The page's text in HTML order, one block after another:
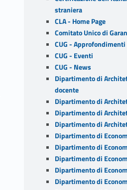
straniera
CLA - Home Page
Comitato Unico di
CUG - Approfondimenti
CUG - Eventi
CUG - News
Dipartimento di
docente
Dipartimento di
Dipartimento di
Dipartimento di
Dipartimento di
Dipartimento di
Dipartimento di
Dipartimento di
Dipartimento di